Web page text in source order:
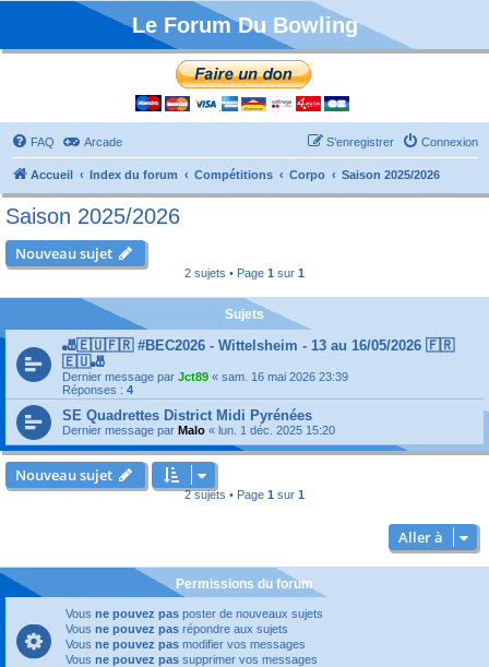
Le Forum Du Bowling
FAQ Arcade Connexion
S’enregistrer
Accueil Index du forum Compétitions Corpo Saison 2025/2026
Saison 2025/2026
Nouveau sujet
2 sujets • Page 1 sur 1
Sujets
🎳🇪🇺🇫🇷 #BEC2026 - Wittelsheim - 13 au 16/05/2026 🇫🇷
🇪🇺🎳
Dernier message par Jct89 « sam. 16 mai 2026 23:39
Réponses : 4
SE Quadrettes District Midi Pyrénées
Dernier message par Malo « lun. 1 déc. 2025 15:20
Nouveau sujet
2 sujets • Page 1 sur 1
Aller à
Permissions du forum
Vous ne pouvez pas poster de nouveaux sujets
Vous ne pouvez pas répondre aux sujets
Vous ne pouvez pas modifier vos messages
Vous ne pouvez pas supprimer vos messages